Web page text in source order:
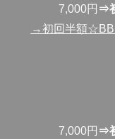
7,000円 ⇒
→初回半額
7,000円 ⇒